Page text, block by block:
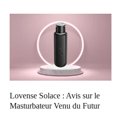
Lovense Solace : Avis sur le
Masturbateur Venu du Futur